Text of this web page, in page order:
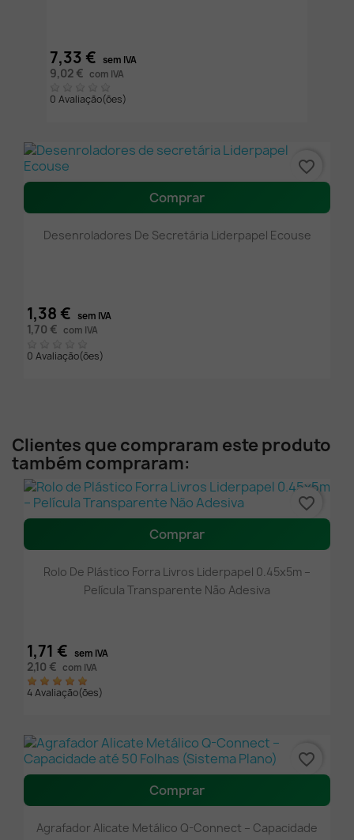
7,33 € sem IVA
9,02 € com IVA
0 Avaliação(ões)
Comprar
Desenroladores De Secretária Liderpapel Ecouse
1,38 € sem IVA
1,70 € com IVA
0 Avaliação(ões)
favorite_border
Clientes que compraram este produto
também compraram:
Comprar
Rolo De Plástico Forra Livros Liderpapel 0.45x5m –
Película Transparente Não Adesiva
1,71 € sem IVA
2,10 € com IVA
4 Avaliação(ões)
favorite_border
Comprar
Agrafador Alicate Metálico Q-Connect – Capacidade
favorite_border